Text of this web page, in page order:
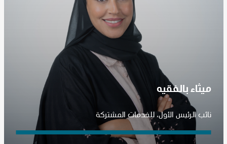
ميثاء بالفقيه
نائب الرئيس الأول، للخدمات المشتركة